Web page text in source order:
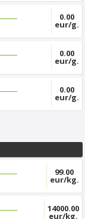
0.00
eur/g.
0.00
eur/g.
0.00
eur/g.
99.00
eur/kg.
14000.00
eur/kg.